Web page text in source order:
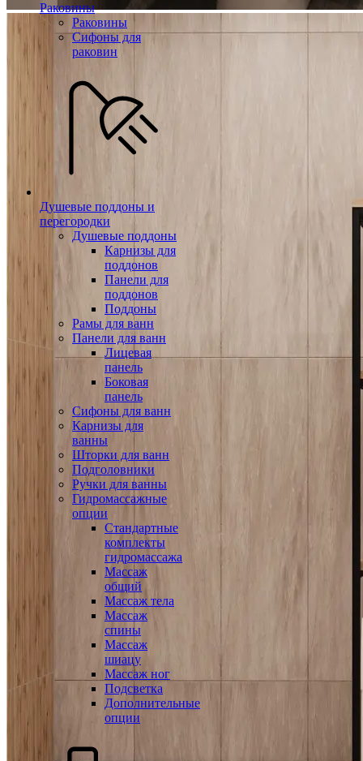
Раковины
Раковины
Сифоны для
раковин
Душевые поддоны и
перегородки
Душевые поддоны
Карнизы для
поддонов
Панели для
поддонов
Поддоны
Рамы для ванн
Панели для ванн
Лицевая
панель
Боковая
панель
Сифоны для ванн
Карнизы для
ванны
Шторки для ванн
Подголовники
Ручки для ванны
Гидромассажные
опции
Стандартные
комплекты
гидромассажа
Массаж
общий
Массаж тела
Массаж
спины
Массаж
шиацу
Массаж ног
Подсветка
Дополнительные
опции